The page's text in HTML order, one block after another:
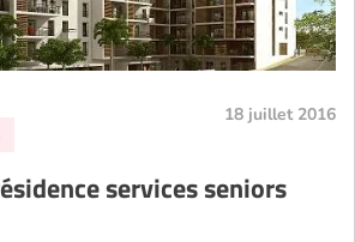
18 juillet 2016
services seniors